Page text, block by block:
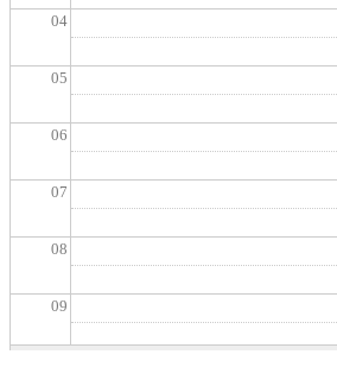
04
05
06
07
08
09